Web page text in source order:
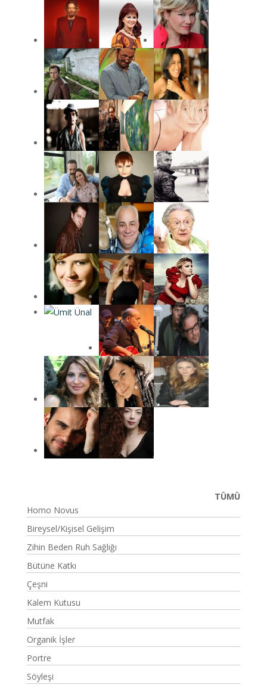
TÜMÜ
Homo Novus
Bireysel/Kişisel Gelişim
Zihin Beden Ruh Sağlığı
Bütüne Katkı
Çeşni
Kalem Kutusu
Mutfak
Organik İşler
Portre
Söyleşi